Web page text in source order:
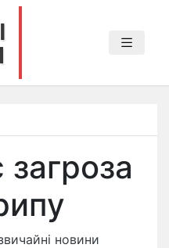
загроза
новини